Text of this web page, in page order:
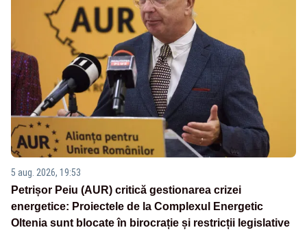
5 aug. 2026, 19:53
Petrișor Peiu (AUR) critică gestionarea crizei
energetice: Proiectele de la Complexul Energetic
Oltenia sunt blocate în birocrație și restricții legislative